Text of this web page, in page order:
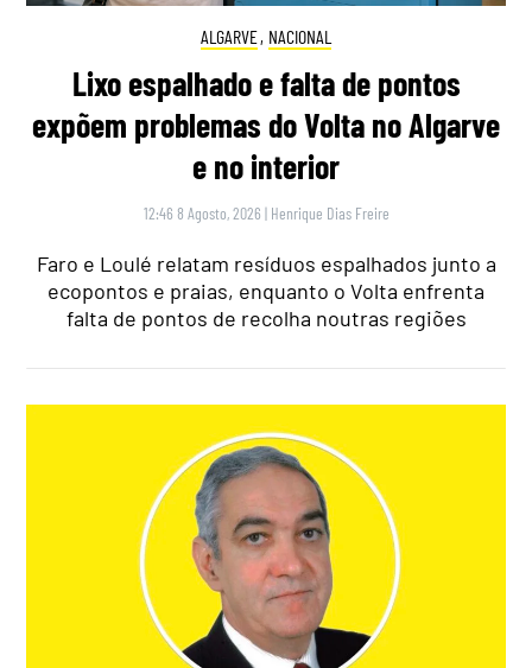
ALGARVE, NACIONAL
Lixo espalhado e falta de pontos
expõem problemas do Volta no Algarve
e no interior
12:46 8 Agosto, 2026 | Henrique Dias Freire
Faro e Loulé relatam resíduos espalhados junto a
ecopontos e praias, enquanto o Volta enfrenta
falta de pontos de recolha noutras regiões